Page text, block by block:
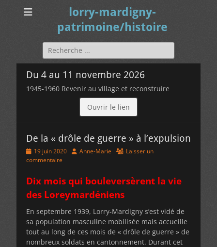
lorry-mardigny-
patrimoine/histoire
Rechercher :
Du 4 au 11 novembre 2026
1945-1960 Revenir au village et reconstruire
Ouvrir le lien
De la « drôle de guerre » à l’expulsion
Posted
on
19 juin 2020 Author
Anne-Marie
Laisser un
commentaire
Dix mois qui bouleversèrent la vie
des Loreymardéniens
En septembre 1939, Lorry-Mardigny s’est vidé de
sa population masculine mobilisée mais accueille
tout au long de ces mois de « drôle de guerre » de
nombreux soldats en cantonnement. Durant cet